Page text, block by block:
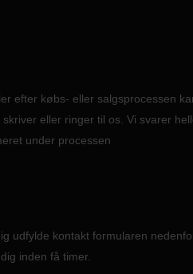
efter købs- eller salgsprocessen
eller ringer til os. Vi svarer
under processen
udfylde kontakt formularen
inden få timer.